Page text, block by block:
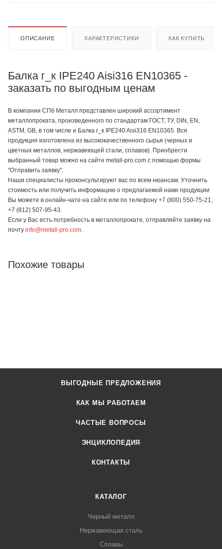
ОПИСАНИЕ ХАРАКТЕРИСТИКИ КАК КУПИТЬ
Балка г_к IPE240 Aisi316 EN10365 -
заказать по выгодным ценам
В компании СПб Металл представлен широкий ассортимент
металлопроката, произведенного по стандартам ГОСТ, ТУ, DIN, EN,
ASTM, GB, в том числе и Балка г_к IPE240 Aisi316 EN10365. Вся
продукция изготовлена из высококачественного сырья (черных и
цветных металлов, нержавеющей стали, сплавов). Приобрести
выбранный товар можно на сайте metall-pro.com с помощью формы
"Отправить заявку".
Наши специалисты проконсультируют вас по всем нюансам. Уточнить
стоимость или получить информацию о предлагаемой нами продукции
Вы можете в онлайн-чате на сайте или по телефону +7 (800) 550-75-21,
+7 (812) 507-95-43.
Если у Вас есть потребность в металлопрокате, отправляйте заявку на
почту info@metall-pro.com
Похожие товары
ВЫГОДНЫЕ ПРЕДЛОЖЕНИЯ
КАК МЫ РАБОТАЕМ
ЧАСТЫЕ ВОПРОСЫ
ЭНЦИКЛОПЕДИЯ
КОНТАКТЫ
КАТАЛОГ
Черный металл
Нержавеющая сталь
Сплавы